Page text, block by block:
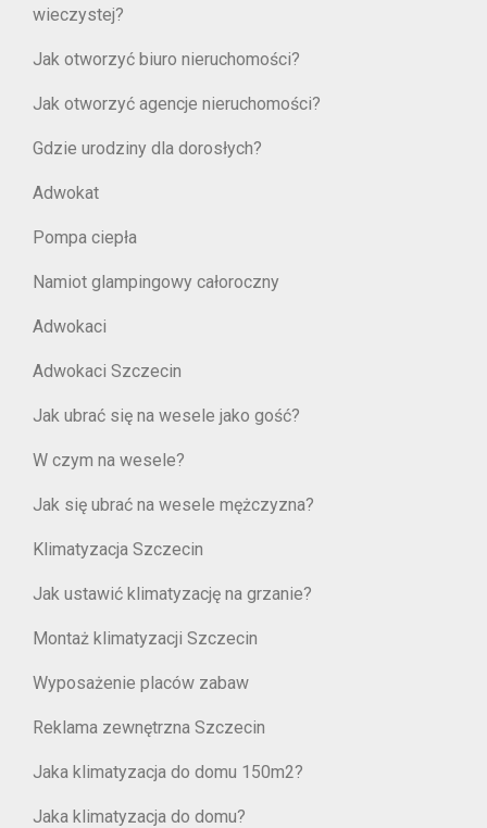
wieczystej?
Jak otworzyć biuro nieruchomości?
Jak otworzyć agencje nieruchomości?
Gdzie urodziny dla dorosłych?
Adwokat
Pompa ciepła
Namiot glampingowy całoroczny
Adwokaci
Adwokaci Szczecin
Jak ubrać się na wesele jako gość?
W czym na wesele?
Jak się ubrać na wesele mężczyzna?
Klimatyzacja Szczecin
Jak ustawić klimatyzację na grzanie?
Montaż klimatyzacji Szczecin
Wyposażenie placów zabaw
Reklama zewnętrzna Szczecin
Jaka klimatyzacja do domu 150m2?
Jaka klimatyzacja do domu?